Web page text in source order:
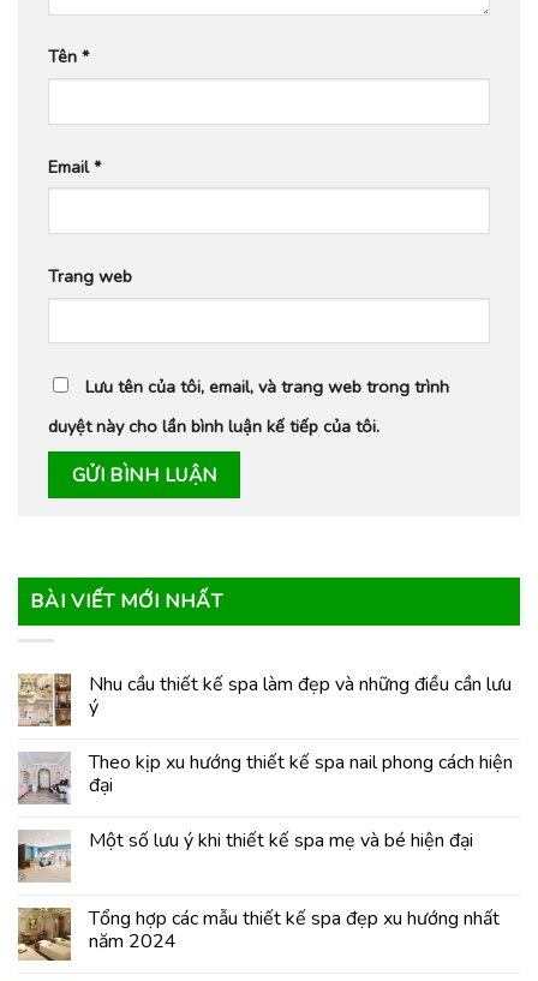
Tên *
Email*
Trang web
Lưu tên của tôi, email, và trang web trong trình
duyệt này cho lần bình luận kế tiếp của tôi.
BÀI VIẾT MỚI NHẤT
Nhu cầu thiết kế spa làm đẹp và những điều cần lưu
ý
Theo kịp xu hướng thiết kế spa nail phong cách hiện
đại
Một số lưu ý khi thiết kế spa mẹ và bé hiện đại
Tổng hợp các mẫu thiết kế spa đẹp xu hướng nhất
năm 2024